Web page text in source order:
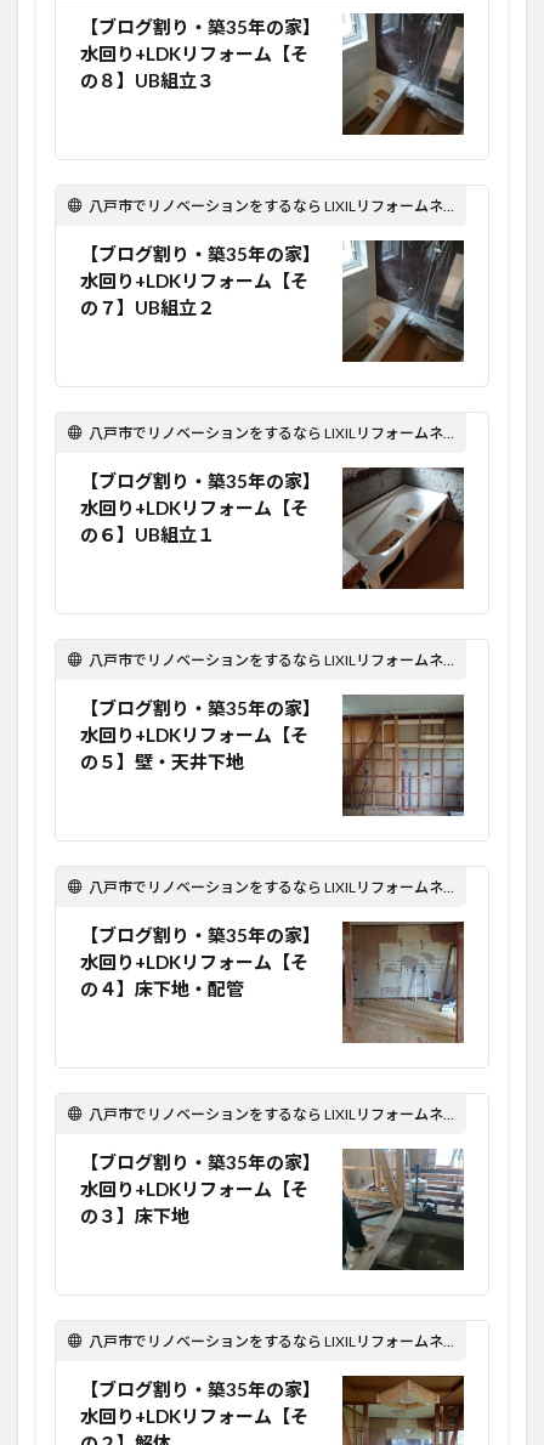
【ブログ割り・築35年の家】
水回り+LDKリフォーム【そ
の８】UB組立３
八戸市でリノベーションをするなら LIXILリフォームネット Optima Reform！
【ブログ割り・築35年の家】
水回り+LDKリフォーム【そ
の７】UB組立２
八戸市でリノベーションをするなら LIXILリフォームネット Optima Reform！
【ブログ割り・築35年の家】
水回り+LDKリフォーム【そ
の６】UB組立１
八戸市でリノベーションをするなら LIXILリフォームネット Optima Reform！
【ブログ割り・築35年の家】
水回り+LDKリフォーム【そ
の５】壁・天井下地
八戸市でリノベーションをするなら LIXILリフォームネット Optima Reform！
【ブログ割り・築35年の家】
水回り+LDKリフォーム【そ
の４】床下地・配管
八戸市でリノベーションをするなら LIXILリフォームネット Optima Reform！
【ブログ割り・築35年の家】
水回り+LDKリフォーム【そ
の３】床下地
八戸市でリノベーションをするなら LIXILリフォームネット Optima Reform！
【ブログ割り・築35年の家】
水回り+LDKリフォーム【そ